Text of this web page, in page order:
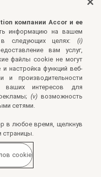
компании Accor и ее
информацию на вашем
следующих целях: (i)
вам услуг,
файлы cookie не могут
и настройка функций веб-
и производительности
ваших интересов для
(v)возможность
сетями.
в любое время, щелкнув
страницы.
cookie